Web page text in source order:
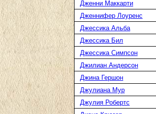
Дженни Маккарти
Дженнифер Лоуренс
Джессика Альба
Джессика Бил
Джессика Симпсон
Джилиан Андерсон
Джина Гершон
Джулиана Мур
Джулия Робертс